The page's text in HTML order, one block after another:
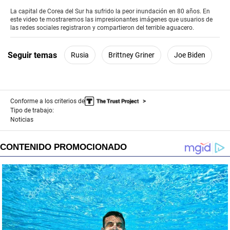
of
0
seconds
La capital de Corea del Sur ha sufrido la peor inundación en 80 años. En
este video te mostraremos las impresionantes imágenes que usuarios de
las redes sociales registraron y compartieron del terrible aguacero.
Seguir temas Rusia Brittney Griner Joe Biden
Conforme a los criterios de
Tipo de trabajo:
Noticias